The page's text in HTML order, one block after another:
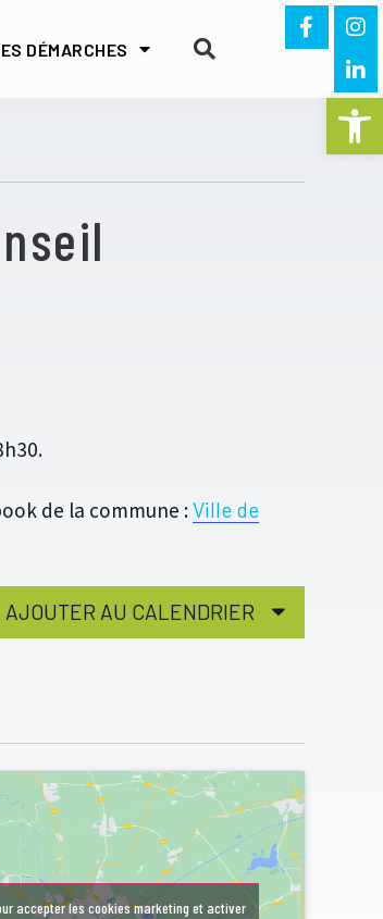
Ouvrir
DÉMARCHES
de la commune :Ville de
AJOUTER AU CALENDRIER
accepter les cookies marketing et activer